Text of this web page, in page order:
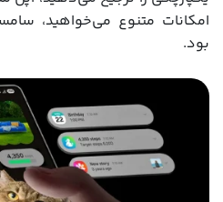
امکانات متنوع می‌خواهید،
بود.